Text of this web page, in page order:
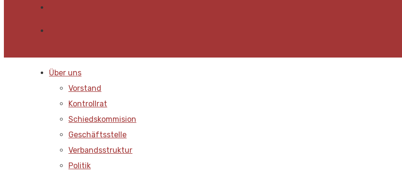
Über uns
Vorstand
Kontrollrat
Schiedskommision
Geschäftsstelle
Verbandsstruktur
Politik